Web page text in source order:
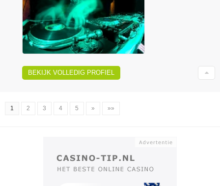
BEKIJK VOLLEDIG PROFIEL
1 2 3 4 5 » »»